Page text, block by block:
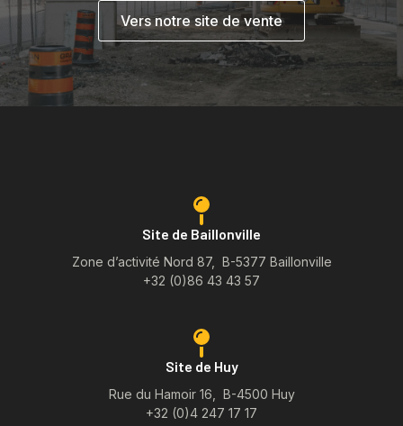
Vers notre site de vente
Site de Baillonville
Zone d’activité Nord 87, B-5377 Baillonville
+32 (0)86 43 43 57
Site de Huy
Rue du Hamoir 16, B-4500 Huy
+32 (0)4 247 17 17